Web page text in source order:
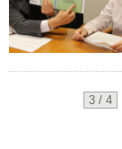
3 / 4